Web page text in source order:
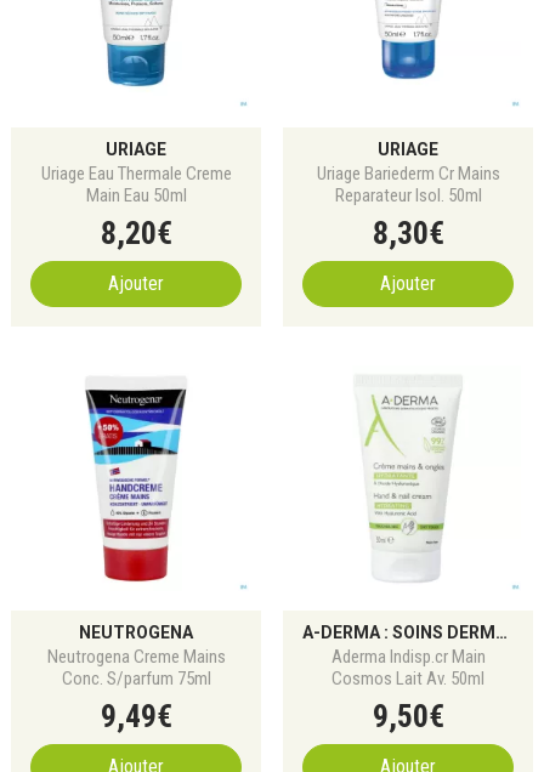
URIAGE
Uriage Eau Thermale Creme
Main Eau 50ml
8,20€
Ajouter
URIAGE
Uriage Bariederm Cr Mains
Reparateur Isol. 50ml
8,30€
Ajouter
NEUTROGENA
Neutrogena Creme Mains
Conc. S/parfum 75ml
9,49€
Ajouter
A-DERMA : SOINS DERMATOLOGIQUES POUR PEAUX FRAGILES
Aderma Indisp.cr Main
Cosmos Lait Av. 50ml
9,50€
Ajouter